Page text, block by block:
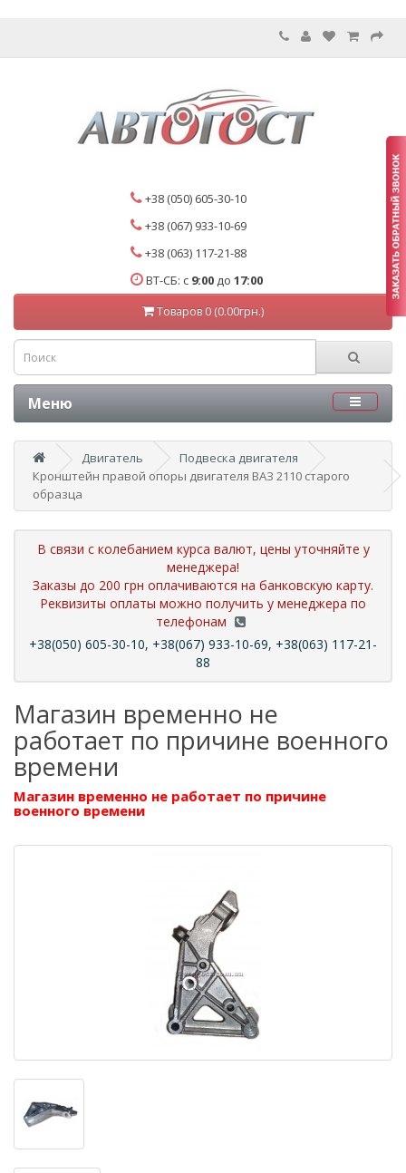
+38 (050) 605-30-10
+38 (067) 933-10-69
+38 (063) 117-21-88
ВТ-СБ: с 9:00 до 17:00
Товаров 0 (0.00грн.)
Меню
Двигатель
Подвеска двигателя
Кронштейн правой опоры двигателя ВАЗ 2110 старого
образца
В связи с колебанием курса валют, цены уточняйте у
менеджера!
Заказы до 200 грн оплачиваются на банковскую карту.
Реквизиты оплаты можно получить у менеджера по
телефонам
+38(050) 605-30-10, +38(067) 933-10-69, +38(063) 117-21-
88
Магазин временно не
работает по причине военного
времени
Магазин временно не работает по причине
военного времени